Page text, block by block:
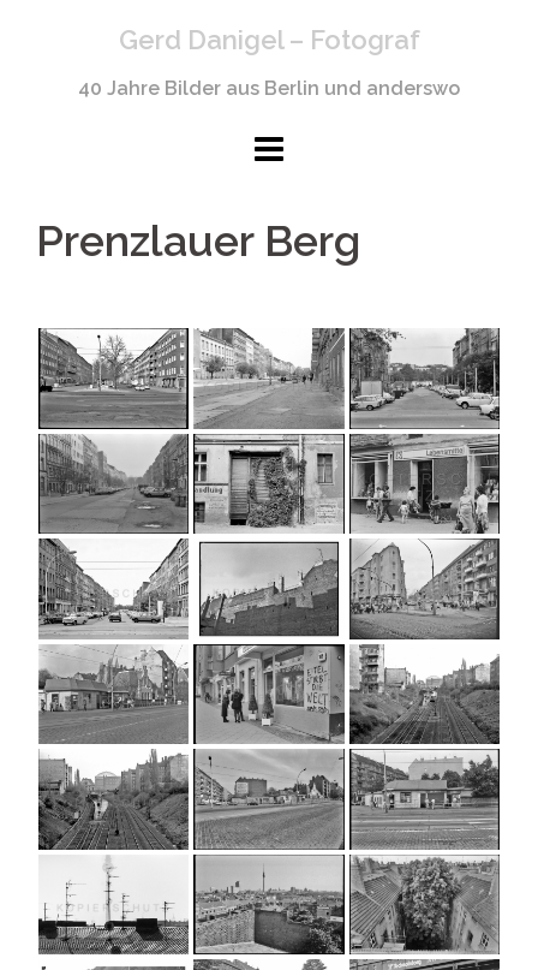
Gerd Danigel – Fotograf
40 Jahre Bilder aus Berlin und anderswo
Prenzlauer Berg